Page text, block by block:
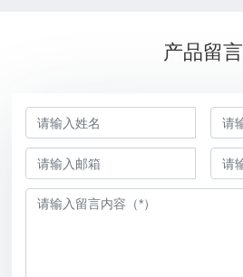
产品留言